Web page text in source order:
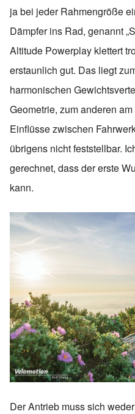
ja bei jeder Rahmengröße
Dämpfer ins Rad, genannt
Altitude Powerplay klettert
erstaunlich gut. Das liegt
harmonischen
Geometrie, zum anderen
Einflüsse zwischen
übrigens nicht feststellbar.
gerechnet, dass der erste
kann.
Der Antrieb muss sich